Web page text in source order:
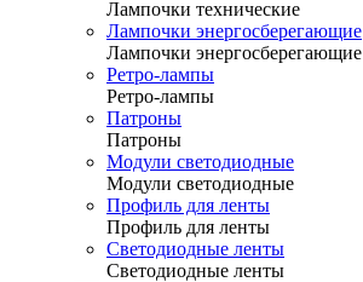
Лампочки технические
Лампочки энергосберегающие
Лампочки энергосберегающие
Ретро-лампы
Ретро-лампы
Патроны
Патроны
Модули светодиодные
Модули светодиодные
Профиль для ленты
Профиль для ленты
Светодиодные ленты
Светодиодные ленты